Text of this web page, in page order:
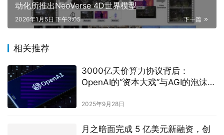
动化所推出NeoVerse 4D世界模型
下一篇
2026年1月5日 下午3:05
相关推荐
3000亿天价算力协议背后：
OpenAI的“资本大戏”与AGI的泡沫边
2025年9月28日
月之暗面完成 5 亿美元新融资，创